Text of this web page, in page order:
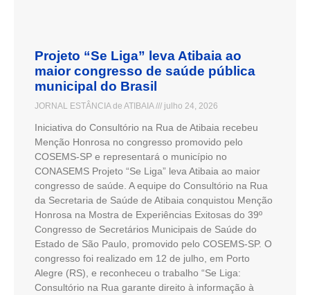
Projeto “Se Liga” leva Atibaia ao
maior congresso de saúde pública
municipal do Brasil
JORNAL ESTÂNCIA de ATIBAIA julho 24, 2026
Iniciativa do Consultório na Rua de Atibaia recebeu
Menção Honrosa no congresso promovido pelo
COSEMS-SP e representará o município no
CONASEMS Projeto “Se Liga” leva Atibaia ao maior
congresso de saúde. A equipe do Consultório na Rua
da Secretaria de Saúde de Atibaia conquistou Menção
Honrosa na Mostra de Experiências Exitosas do 39º
Congresso de Secretários Municipais de Saúde do
Estado de São Paulo, promovido pelo COSEMS-SP. O
congresso foi realizado em 12 de julho, em Porto
Alegre (RS), e reconheceu o trabalho “Se Liga:
Consultório na Rua garante direito à informação à